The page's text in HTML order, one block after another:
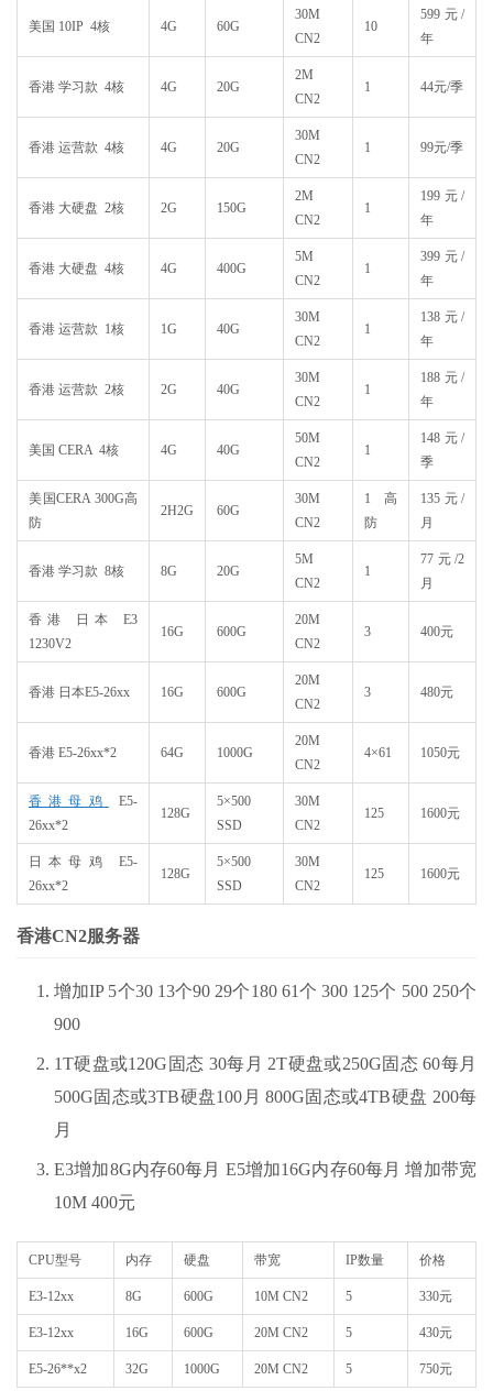
美国 10IP 4核 4G 60G
30M
CN2
10
599元/
年
香港 学习款 4核 4G 20G
2M
CN2
1 44元/季
香港 运营款 4核 4G 20G
30M
CN2
1 99元/季
香港 大硬盘 2核 2G 150G
2M
CN2
1
199元/
年
香港 大硬盘 4核 4G 400G
5M
CN2
1
399元/
年
香港 运营款 1核 1G 40G
30M
CN2
1
138元/
年
香港 运营款 2核 2G 40G
30M
CN2
1
188元/
年
美国 CERA 4核 4G 40G
50M
CN2
1
148元/
季
美国CERA 300G高
防
2H2G 60G
30M
CN2
1 高
防
135元/
月
香港 学习款 8核 8G 20G
5M
CN2
1
77元/2
月
香港 日本 E3
1230V2
16G 600G
20M
CN2
3 400元
香港 日本E5-26xx 16G 600G
20M
CN2
3 480元
香港 E5-26xx*2 64G 1000G
20M
CN2
4×61 1050元
香港母鸡
E5-
26xx*2
128G
5×500
SSD
30M
CN2
125 1600元
日本母鸡 E5-
26xx*2
128G
5×500
SSD
30M
CN2
125 1600元
香港CN2服务器
增加IP 5个30 13个90 29个180 61个 300 125个 500 250个
900
1T硬盘或120G固态 30每月 2T硬盘或250G固态 60每月
500G固态或3TB硬盘100月 800G固态或4TB硬盘 200每
月
E3增加8G内存60每月 E5增加16G内存60每月 增加带宽
10M 400元
CPU型号 内存 硬盘 带宽 IP数量 价格
E3-12xx 8G 600G 10M CN2 5 330元
E3-12xx 16G 600G 20M CN2 5 430元
E5-26**x2 32G 1000G 20M CN2 5 750元